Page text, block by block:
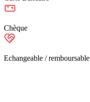
Chèque
Echangeable / remboursable